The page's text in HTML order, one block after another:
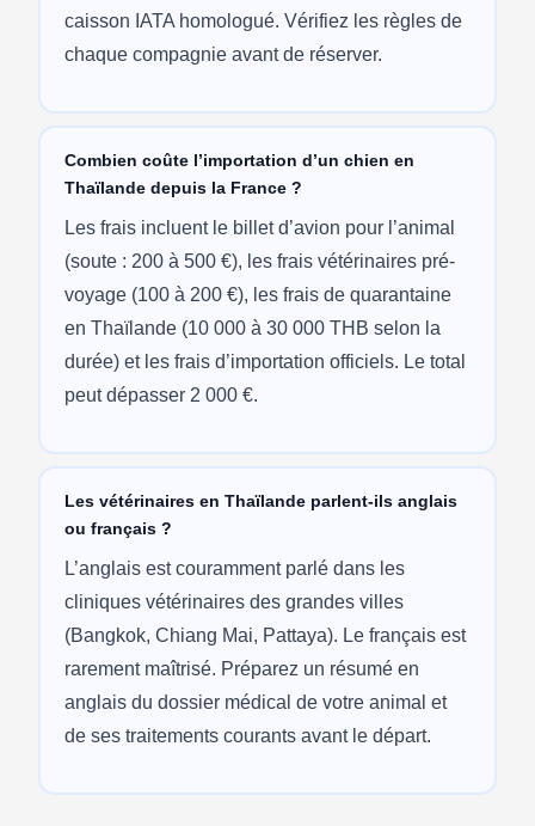
caisson IATA homologué. Vérifiez les règles de
chaque compagnie avant de réserver.
Combien coûte l’importation d’un chien en
Thaïlande depuis la France ?
Les frais incluent le billet d’avion pour l’animal
(soute : 200 à 500 €), les frais vétérinaires pré-
voyage (100 à 200 €), les frais de quarantaine
en Thaïlande (10 000 à 30 000 THB selon la
durée) et les frais d’importation officiels. Le total
peut dépasser 2 000 €.
Les vétérinaires en Thaïlande parlent-ils anglais
ou français ?
L’anglais est couramment parlé dans les
cliniques vétérinaires des grandes villes
(Bangkok, Chiang Mai, Pattaya). Le français est
rarement maîtrisé. Préparez un résumé en
anglais du dossier médical de votre animal et
de ses traitements courants avant le départ.